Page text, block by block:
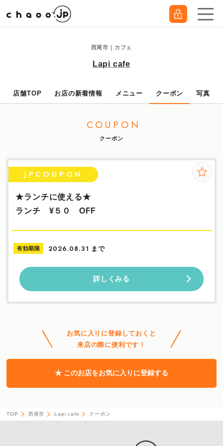
西尾市｜カフェ
Lapi cafe
店舗TOP お店の新着情報 メニュー クーポン 写真
COUPON
クーポン
JPCOUPON
★ランチに使える★
ランチ ¥５０ OFF
有効期限 2026.08.31 まで
詳しくみる
お気に入りに登録しておくと
来店の際に便利です！
★ このお店をお気に入りに登録する
TOP 西尾市 Lapi cafe クーポン